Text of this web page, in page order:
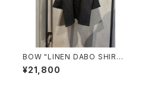
BOW "LINEN DABO SHIRT"
(BLACK)
¥21,800